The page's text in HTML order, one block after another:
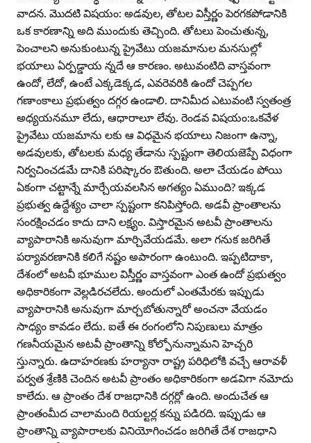
వాదన. మొదటి విషయం: అడవుల, తోటల విస్తీర్ణం పెరగకపోడానికి
ఒక కారణాన్ని అది ముందుకు తెచ్చింది. తోటలు పెంచుతున్న,
పెంచాలని అనుకుంటున్న ప్రైవేటు యజమానుల మనసుల్లో
భయాలు ఏర్పడ్డాయ న్నదే ఆ కారణం. అటువంటిది వాస్తవంగా
ఉందో, లేదో, ఉంటే ఎక్కడెక్కడ, ఎవరెవరికి ఉందో చెప్పగల
గణాంకాలు ప్రభుత్వం దగ్గర ఉండాలి. దానిమీద ఎటువంటి స్వతంత్ర
అధ్యయనమూ లేదు, ఆధారాలూ లేవు. రెండవ విషయం:ఒకవేళ
ప్రైవేటు యజమాను లకు ఆ విధమైన భయాలు నిజంగా ఉన్నా,
అడవులకు, తోటలకు మధ్య తేడాను స్పష్టంగా తెలియజెప్పే విధంగా
నిర్వచించడమే దానికి పరిష్కారం ఔతుంది. అలా చేయడం పోయి
ఏకంగా చట్టాన్నే మార్చేయవలసిన అగత్యం ఏముంది? ఇక్కడ
ప్రభుత్వ ఉద్దేశ్యం చాలా స్పష్టంగా కనిపిస్తోంది. అడవీ ప్రాంతాలను
సంరక్షించడం కాదు దాని లక్ష్యం. విస్తారమైన అటవీ ప్రాంతాలను
వ్యాపారానికి అనువుగా మార్చివేయడమే. అలా గనుక జరిగితే
పర్యావరణానికి కలిగే నష్టం అపారంగా ఉంటుంది. ఇప్పటిదాకా,
దేశంలో అటవీ భూముల విస్తీర్ణం వాస్తవంగా ఎంత ఉందో ప్రభుత్వం
అధికారికంగా వెల్లడిరచలేదు. అందులో ఎంతమేరకు ఇప్పుడు
వ్యాపారానికి అనువుగా మార్చబోతున్నారో అంచనా వేయడం
సాధ్యం కావడం లేదు. ఐతే ఈ రంగంలోని నిపుణులు మాత్రం
గణనీయమైన అటవీ ప్రాంతాన్ని కోల్పోనున్నామని హెచ్చరి
స్తున్నారు. ఉదాహరణకు హర్యానా రాష్ట్ర పరిధిలోకి వచ్చే ఆరావళీ
పర్వత శ్రేణికి చెందిన అటవీ ప్రాంతం అధికారికంగా అడవిగా నమోదు
కాలేదు. ఆ ప్రాంతం దేశ రాజధానికి దగ్గర్లో ఉంది. అందుచేత ఆ
ప్రాంతంమీద చాలామంది రియల్టర్ల కన్ను పడిరది. ఇప్పుడు ఆ
ప్రాంతాన్ని వ్యాపారాలకు వినియోగించడం జరిగితే దేశ రాజధాని